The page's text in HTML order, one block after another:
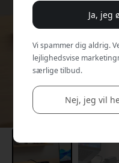
Ja, jeg
Vi spammer dig aldrig.
lejlighedsvise
særlige tilbud.
Nej, jeg vil